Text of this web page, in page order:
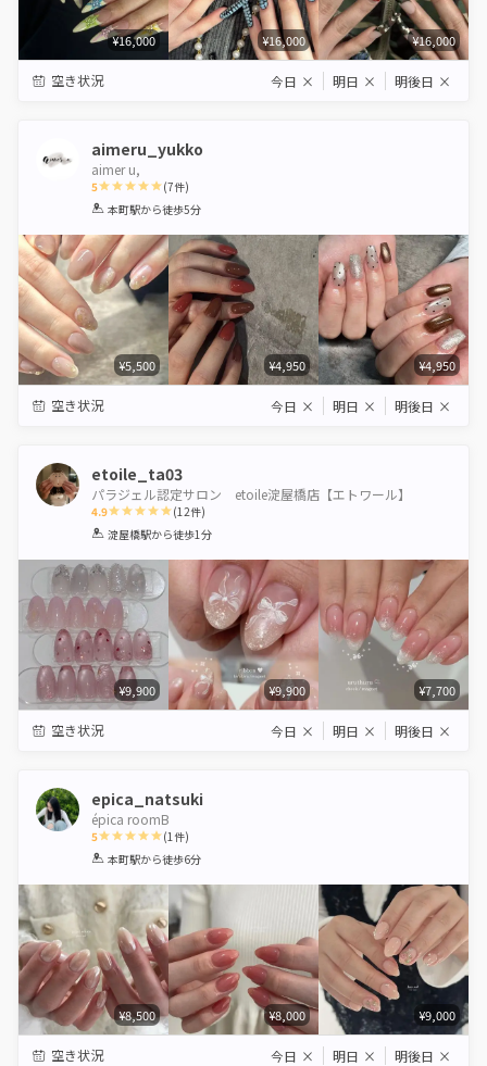
¥16,000 ¥16,000 ¥16,000
空き状況 今日 × 明日 × 明後日 ×
aimeru_yukko
aimer u,
5
1 2 3 4 5
(7件)
本町駅から徒歩5分
¥5,500 ¥4,950 ¥4,950
空き状況 今日 × 明日 × 明後日 ×
etoile_ta03
パラジェル認定サロン etoile淀屋橋店【エトワール】
4.9
1 2 3 4 5
(12件)
淀屋橋駅から徒歩1分
¥9,900 ¥9,900 ¥7,700
空き状況 今日 × 明日 × 明後日 ×
epica_natsuki
épica roomB
5
1 2 3 4 5
(1件)
本町駅から徒歩6分
¥8,500 ¥8,000 ¥9,000
空き状況 今日 × 明日 × 明後日 ×